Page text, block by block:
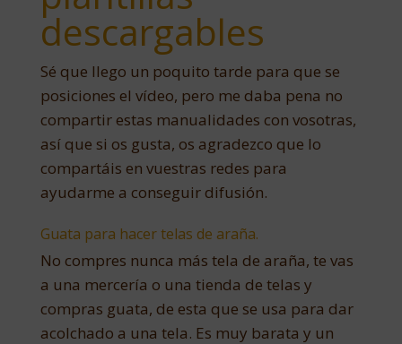
descargables
Sé que llego un poquito tarde para que se
posiciones el vídeo, pero me daba pena no
compartir estas manualidades con vosotras,
así que si os gusta, os agradezco que lo
compartáis en vuestras redes para
ayudarme a conseguir difusión.
Guata para hacer telas de araña.
No compres nunca más tela de araña, te vas
a una mercería o una tienda de telas y
compras guata, de esta que se usa para dar
acolchado a una tela. Es muy barata y un